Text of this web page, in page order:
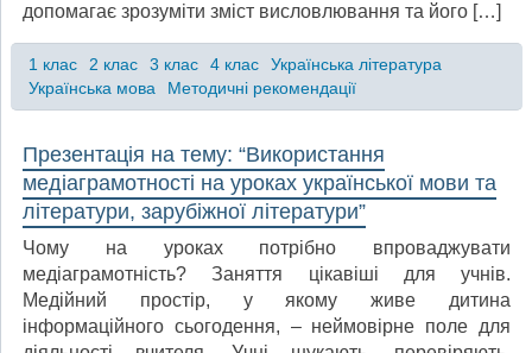
допомагає зрозуміти зміст висловлювання та його […]
1 клас 2 клас 3 клас 4 клас
Українська література
Українська мова
Методичні рекомендації
Презентація на тему: “Використання
медіаграмотності на уроках української мови та
літератури, зарубіжної літератури”
Чому на уроках потрібно впроваджувати
медіаграмотність? Заняття цікавіші для учнів.
Медійний простір, у якому живе дитина
інформаційного сьогодення, – неймовірне поле для